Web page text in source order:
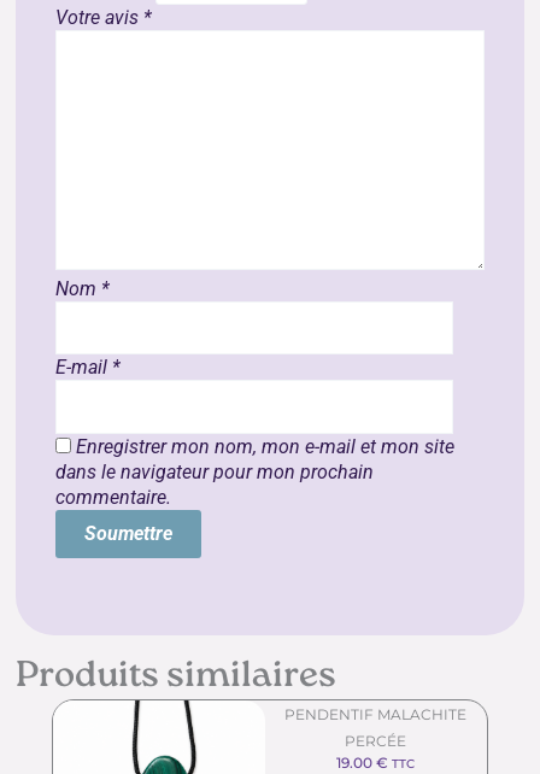
Votre avis *
Nom *
E-mail *
Enregistrer mon nom, mon e-mail et mon site
dans le navigateur pour mon prochain
commentaire.
Produits similaires
PENDENTIF MALACHITE
PERCÉE
19.00€ TTC